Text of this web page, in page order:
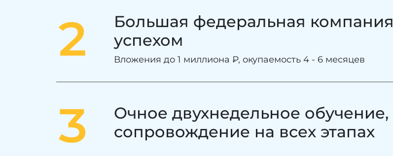
2 Большая федеральная компания
успехом
Вложения до 1 миллиона ₽, окупаемость 4 - 6 месяцев
3
Очное двухнедельное обучение,
сопровождение на всех этапах